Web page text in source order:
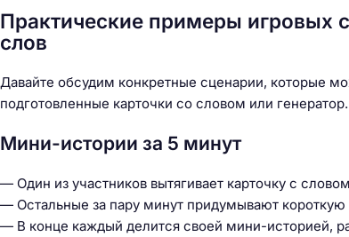
Практические примеры игровых
слов
Давайте обсудим конкретные сценарии, которые
подготовленные карточки со словом или генератор.
Мини-истории за 5 минут
— Один из участников вытягивает карточку с
— Остальные за пару минут придумывают
— В конце каждый делится своей мини-историей,